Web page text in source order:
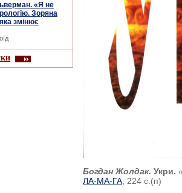
«Я не
Зоряна
змінює
Богдан Жолдак. Укри.
ЛА-МА-ГА , 224 с.(п)